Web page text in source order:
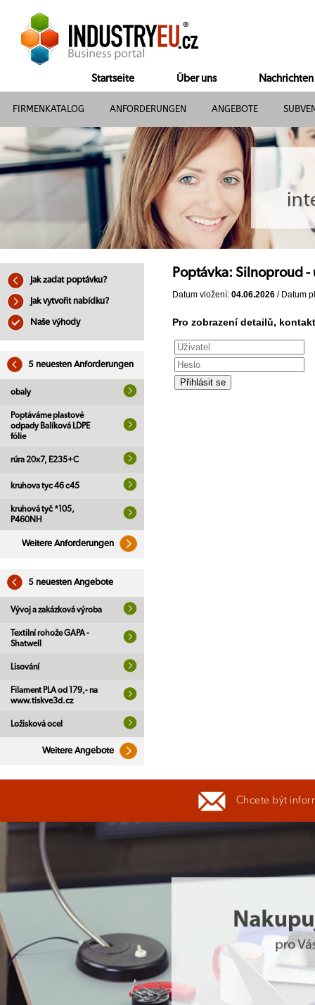
Startseite Über uns Nachrichten
FIRMENKATALOG ANFORDERUNGEN ANGEBOTE
Jak zadat poptávku?
Jak vytvořit nabídku?
Naše výhody
5 neuesten Anforderungen
obaly
Poptáváme plastové
odpady Balíková LDPE
fólie
rúra 20x7, E235+C
kruhova tyc 46 c45
kruhová tyč *105,
P460NH
Weitere Anforderungen
5 neuesten Angebote
Vývoj a zakázková výroba
Textilní rohože GAPA -
Shatwell
Lisování
Filament PLA od 179,- na
www.tiskve3d.cz
Ložisková ocel
Weitere Angebote
Poptávka: Silnoproud
Datum vložení: 04.06.2026 / Datum
Pro zobrazení detailů,
Chcete být